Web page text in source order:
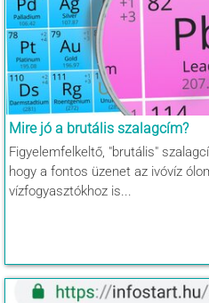
Mire jó a brutális szalagcím?
Figyelemfelkeltő, "brutális"
hogy a fontos üzenet az ivóvíz
vízfogyasztókhoz is...